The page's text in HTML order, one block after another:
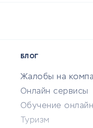
БЛОГ
Жалобы на
Онлайн сервисы
Обучение онлайн
Туризм